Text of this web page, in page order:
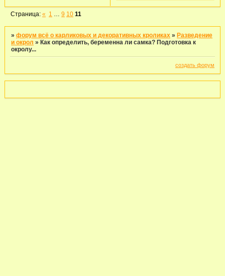
Страница:« 1 … 9 10 11
»форум всё о карликовых и декоративных кроликах »Разведение
и окрол »Как определить, беременна ли самка? Подготовка к
окролу...
создать форум